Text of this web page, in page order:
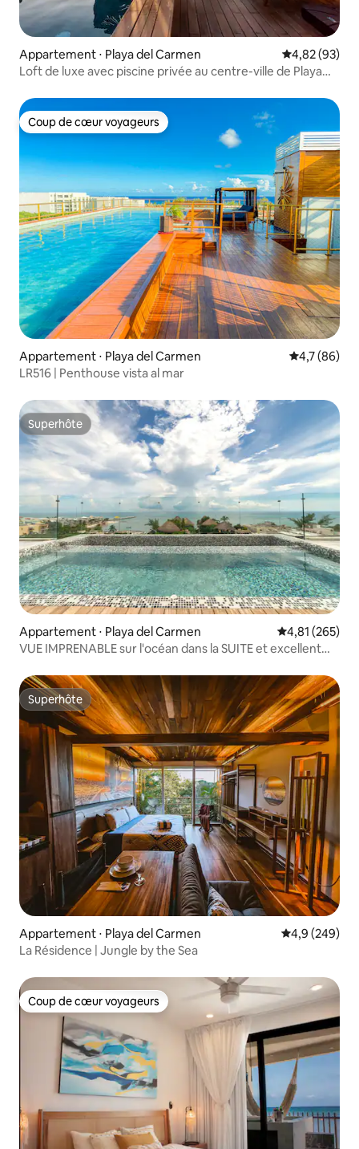
Appartement ⋅ Playa del Carmen Évaluation
4,82 (93)
Loft de luxe avec piscine privée au centre-ville de Playa
Coup de cœur voyageurs
Coup de cœur voyageurs
Appartement ⋅ Playa del Carmen Évaluation
4,7 (86)
LR516 | Penthouse vista al mar
Superhôte
Superhôte
Appartement ⋅ Playa del Carmen Évaluation
4,81 (265)
VUE IMPRENABLE sur l'océan dans la SUITE et excellent
Superhôte
Superhôte
Appartement ⋅ Playa del Carmen Évaluation
4,9 (249)
La Résidence | Jungle by the Sea
Coup de cœur voyageurs
Coup de cœur voyageurs